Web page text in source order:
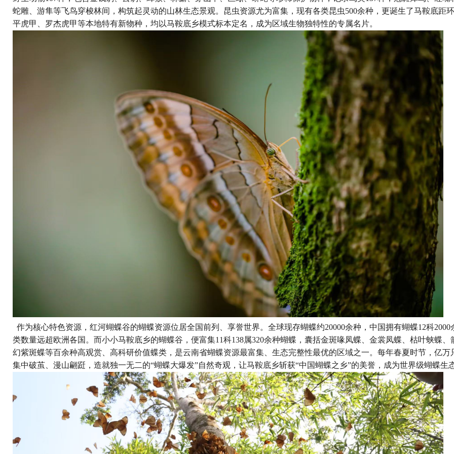
蛇雕、游隼等飞鸟穿梭林间，构筑起灵动的山林生态景观。昆虫资源尤为富集，现有各类昆虫500余种，更诞生了马鞍底距
平虎甲、罗杰虎甲等本地特有新物种，均以马鞍底乡模式标本定名，成为区域生物独特性的专属名片。
作为核心特色资源，红河蝴蝶谷的蝴蝶资源位居全国前列、享誉世界。全球现存蝴蝶约20000余种，中国拥有蝴蝶12科2000
类数量远超欧洲各国。而小小马鞍底乡的蝴蝶谷，便富集11科138属320余种蝴蝶，囊括金斑喙凤蝶、金裳凤蝶、枯叶蛱蝶、
幻紫斑蝶等百余种高观赏、高科研价值蝶类，是云南省蝴蝶资源最富集、生态完整性最优的区域之一。每年春夏时节，亿万
集中破茧、漫山翩跹，造就独一无二的“蝴蝶大爆发”自然奇观，让马鞍底乡斩获“中国蝴蝶之乡”的美誉，成为世界级蝴蝶生